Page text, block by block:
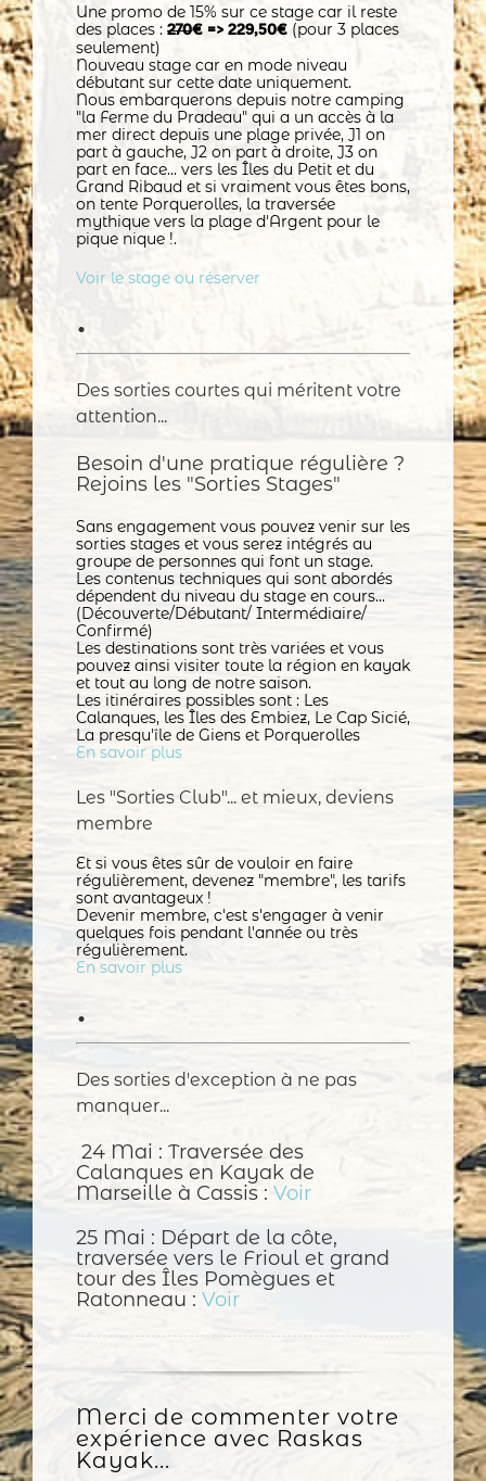
Une promo de 15% sur ce stage car il reste
des places : 270€ => 229,50€ (pour 3 places
seulement)
Nouveau stage car en mode niveau
débutant sur cette date uniquement.
Nous embarquerons depuis notre camping
"la Ferme du Pradeau" qui a un accès à la
mer direct depuis une plage privée, J1 on
part à gauche, J2 on part à droite, J3 on
part en face... vers les Îles du Petit et du
Grand Ribaud et si vraiment vous êtes bons,
on tente Porquerolles, la traversée
mythique vers la plage d'Argent pour le
pique nique !.
Voir le stage ou réserver
•
Des sorties courtes qui méritent votre
attention...
Besoin d'une pratique régulière ?
Rejoins les "Sorties Stages"
Sans engagement vous pouvez venir sur les
sorties stages et vous serez intégrés au
groupe de personnes qui font un stage.
Les contenus techniques qui sont abordés
dépendent du niveau du stage en cours...
(Découverte/Débutant/ Intermédiaire/
Confirmé)
Les destinations sont très variées et vous
pouvez ainsi visiter toute la région en kayak
et tout au long de notre saison.
Les itinéraires possibles sont : Les
Calanques, les Îles des Embiez, Le Cap Sicié,
La presqu'île de Giens et Porquerolles
En savoir plus
Les "Sorties Club"... et mieux, deviens
membre
Et si vous êtes sûr de vouloir en faire
régulièrement, devenez "membre", les tarifs
sont avantageux !
Devenir membre, c'est s'engager à venir
quelques fois pendant l'année ou très
régulièrement.
En savoir plus
•
Des sorties d'exception à ne pas
manquer...
24 Mai : Traversée des
Calanques en Kayak de
Marseille à Cassis : Voir
25 Mai : Départ de la côte,
traversée vers le Frioul et grand
tour des Îles Pomègues et
Ratonneau : Voir
Merci de commenter votre
expérience avec Raskas
Kayak...